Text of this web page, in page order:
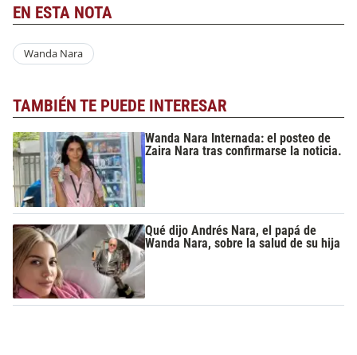
EN ESTA NOTA
Wanda Nara
TAMBIÉN TE PUEDE INTERESAR
Wanda Nara Internada: el posteo de
Zaira Nara tras confirmarse la noticia.
Qué dijo Andrés Nara, el papá de
Wanda Nara, sobre la salud de su hija